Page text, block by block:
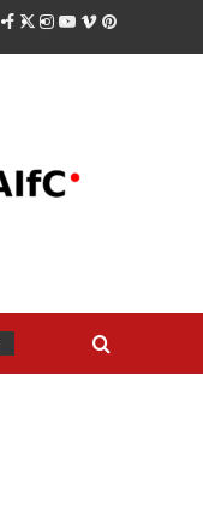
Facebook
X Instagram
Youtube
VimeoPinterest